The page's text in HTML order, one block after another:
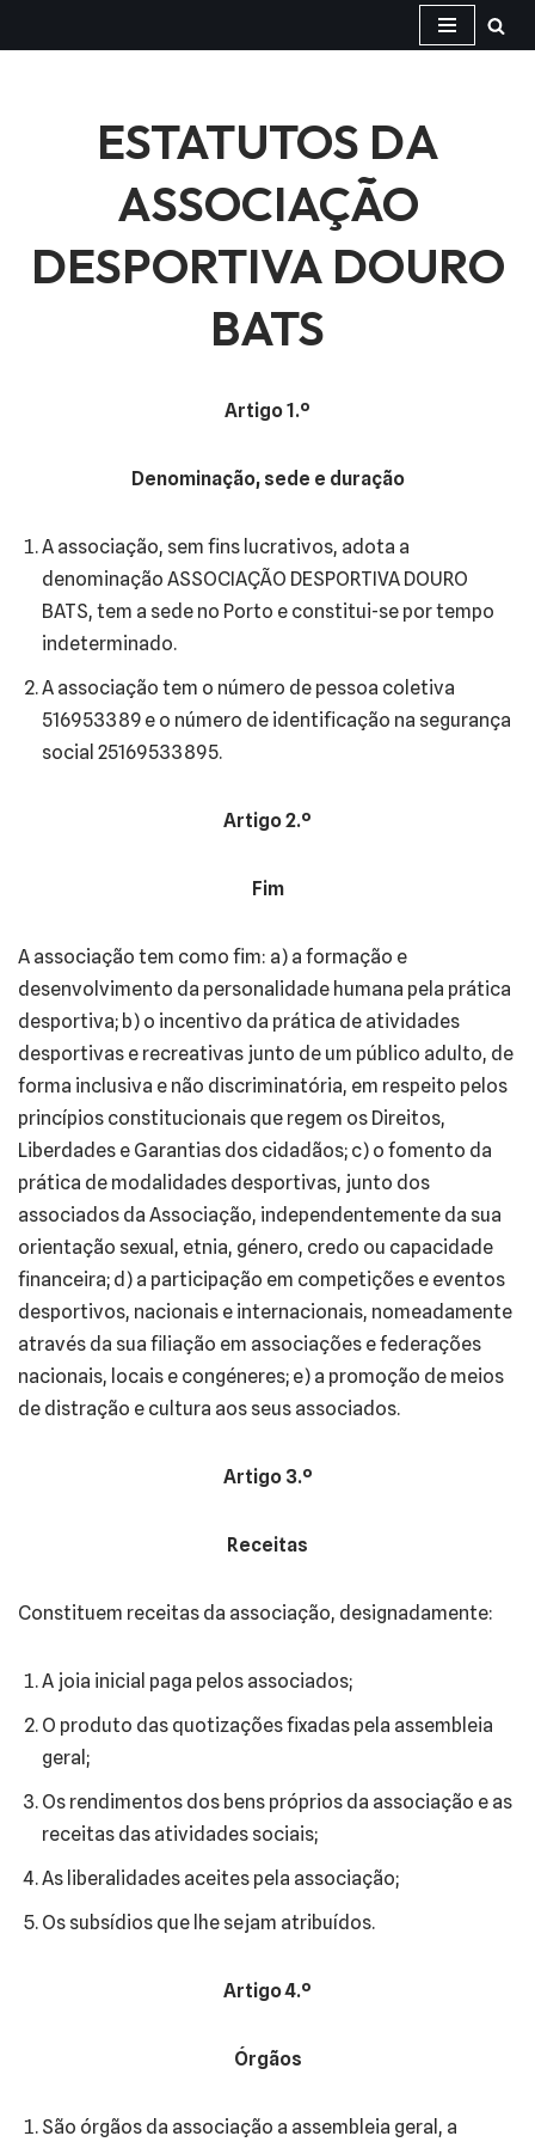
conteúdoESTATUTOS DA
ASSOCIAÇÃO
DESPORTIVA DOURO
BATS
Artigo 1.º
Denominação, sede e duração
A associação, sem fins lucrativos, adota a
denominação ASSOCIAÇÃO DESPORTIVA DOURO
BATS, tem a sede no Porto e constitui-se por tempo
indeterminado.
A associação tem o número de pessoa coletiva
516953389 e o número de identificação na segurança
social 25169533895.
Artigo 2.º
Fim
A associação tem como fim: a) a formação e
desenvolvimento da personalidade humana pela prática
desportiva; b) o incentivo da prática de atividades
desportivas e recreativas junto de um público adulto, de
forma inclusiva e não discriminatória, em respeito pelos
princípios constitucionais que regem os Direitos,
Liberdades e Garantias dos cidadãos; c) o fomento da
prática de modalidades desportivas, junto dos
associados da Associação, independentemente da sua
orientação sexual, etnia, género, credo ou capacidade
financeira; d) a participação em competições e eventos
desportivos, nacionais e internacionais, nomeadamente
através da sua filiação em associações e federações
nacionais, locais e congéneres; e) a promoção de meios
de distração e cultura aos seus associados.
Artigo 3.º
Receitas
Constituem receitas da associação, designadamente:
A joia inicial paga pelos associados;
O produto das quotizações fixadas pela assembleia
geral;
Os rendimentos dos bens próprios da associação e as
receitas das atividades sociais;
As liberalidades aceites pela associação;
Os subsídios que lhe sejam atribuídos.
Artigo 4.º
Órgãos
São órgãos da associação a assembleia geral, a